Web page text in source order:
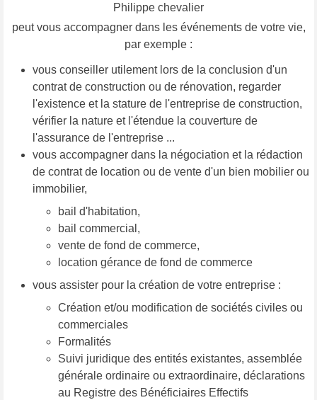
Philippe chevalier
peut vous accompagner dans les événements de votre vie,
par exemple :
vous conseiller utilement lors de la conclusion d'un
contrat de construction ou de rénovation, regarder
l'existence et la stature de l'entreprise de construction,
vérifier la nature et l'étendue la couverture de
l'assurance de l'entreprise ...
vous accompagner dans la négociation et la rédaction
de contrat de location ou de vente d'un bien mobilier ou
immobilier,
bail d'habitation,
bail commercial,
vente de fond de commerce,
location gérance de fond de commerce
vous assister pour la création de votre entreprise :
Création et/ou modification de sociétés civiles ou
commerciales
Formalités
Suivi juridique des entités existantes, assemblée
générale ordinaire ou extraordinaire, déclarations
au Registre des Bénéficiaires Effectifs